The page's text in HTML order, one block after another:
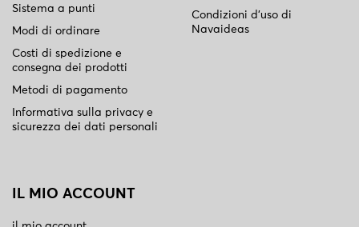
Sistema a punti
Modi di ordinare
Costi di spedizione e
consegna dei prodotti
Metodi di pagamento
Informativa sulla privacy e
sicurezza dei dati personali
Condizioni d'uso di
Navaideas
IL MIO ACCOUNT